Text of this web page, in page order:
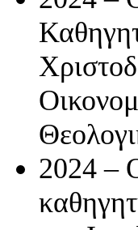
2024 –